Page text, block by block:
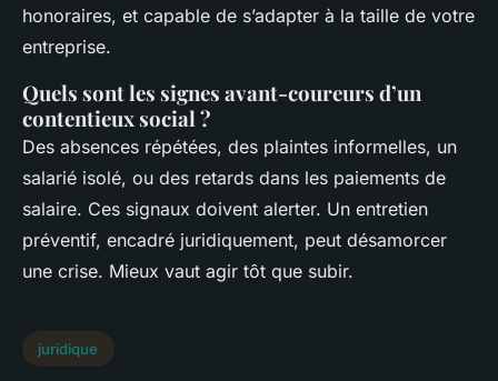
honoraires, et capable de s’adapter à la taille de votre
entreprise.
Quels sont les signes avant-coureurs d’un
contentieux social ?
Des absences répétées, des plaintes informelles, un
salarié isolé, ou des retards dans les paiements de
salaire. Ces signaux doivent alerter. Un entretien
préventif, encadré juridiquement, peut désamorcer
une crise. Mieux vaut agir tôt que subir.
juridique